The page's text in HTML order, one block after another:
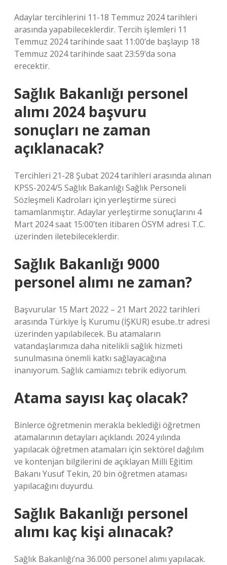
Adaylar tercihlerini 11-18 Temmuz 2024 tarihleri ​​
arasında yapabileceklerdir. Tercih işlemleri 11
Temmuz 2024 tarihinde saat 11:00’de başlayıp 18
Temmuz 2024 tarihinde saat 23:59’da sona
erecektir.
Sağlık Bakanlığı personel
alımı 2024 başvuru
sonuçları ne zaman
açıklanacak?
Tercihleri ​​21-28 Şubat 2024 tarihleri ​​arasında alınan
KPSS-2024/5 Sağlık Bakanlığı Sağlık Personeli
Sözleşmeli Kadroları için yerleştirme süreci
tamamlanmıştır. Adaylar yerleştirme sonuçlarını 4
Mart 2024 saat 15:00’ten itibaren ÖSYM adresi T.C.
üzerinden iletebileceklerdir.
Sağlık Bakanlığı 9000
personel alımı ne zaman?
Başvurular 15 Mart 2022 – 21 Mart 2022 tarihleri ​​
arasında Türkiye İş Kurumu (İŞKUR) esube..tr adresi
üzerinden yapılabilecek. Bu atamaların
vatandaşlarımıza daha nitelikli sağlık hizmeti
sunulmasına önemli katkı sağlayacağına
inanıyorum. Sağlık camiamızı tebrik ediyorum.
Atama sayısı kaç olacak?
Binlerce öğretmenin merakla beklediği öğretmen
atamalarının detayları açıklandı. 2024 yılında
yapılacak öğretmen atamaları için sektörel dağılım
ve kontenjan bilgilerini de açıklayan Milli Eğitim
Bakanı Yusuf Tekin, 20 bin öğretmen ataması
yapılacağını duyurdu.
Sağlık Bakanlığı personel
alımı kaç kişi alınacak?
Sağlık Bakanlığı’na 36.000 personel alımı yapılacak.